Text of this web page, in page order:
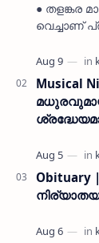
● തളങ്കര
വെച്ചാണ്
നൽകി
Musical